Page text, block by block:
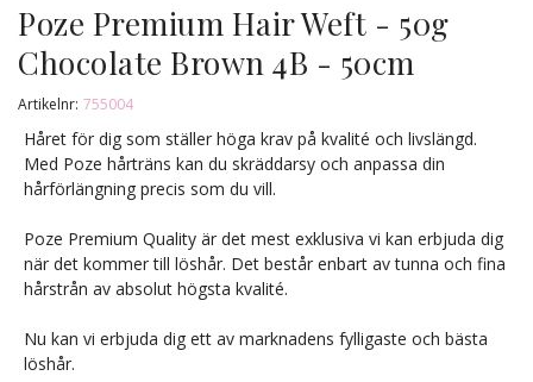
Poze Premium Hair Weft - 50g
Chocolate Brown 4B - 50cm
Artikelnr: 755004
Håret för dig som ställer höga krav på kvalité och livslängd.
Med Poze hårträns kan du skräddarsy och anpassa din
hårförlängning precis som du vill.
Poze Premium Quality är det mest exklusiva vi kan erbjuda dig
när det kommer till löshår. Det består enbart av tunna och fina
hårstrån av absolut högsta kvalité.
Nu kan vi erbjuda dig ett av marknadens fylligaste och bästa
löshår.